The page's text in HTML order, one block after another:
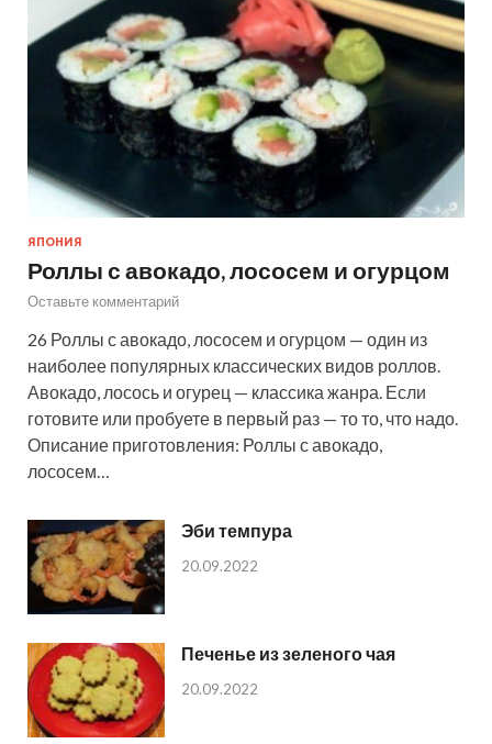
ЯПОНИЯ
Роллы с авокадо, лососем и огурцом
Оставьте комментарий
26 Роллы с авокадо, лососем и огурцом — один из
наиболее популярных классических видов роллов.
Авокадо, лосось и огурец — классика жанра. Если
готовите или пробуете в первый раз — то то, что надо.
Описание приготовления: Роллы с авокадо,
лососем…
Эби темпура
20.09.2022
Печенье из зеленого чая
20.09.2022